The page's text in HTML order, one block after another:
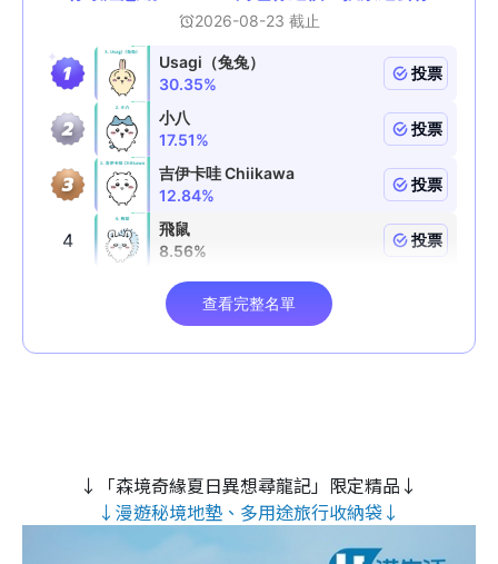
↓「森境奇緣夏日異想尋龍記」限定精品↓
↓漫遊秘境地墊、多用途旅行收納袋↓